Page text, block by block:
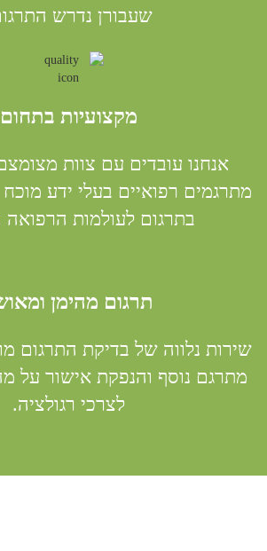
שעבורן נדרש
מקצועיות בתחום
אנחנו עובדים עם צוות
מתרגמים רפואיים בעלי ידע מוכח
בתרגום לעולמות הרפואה
תרגום מהימן
שירות נלווה של בדיקת התרגום
מתרגם נוסף והנפקת אישור על
לצרכי רגולציה.